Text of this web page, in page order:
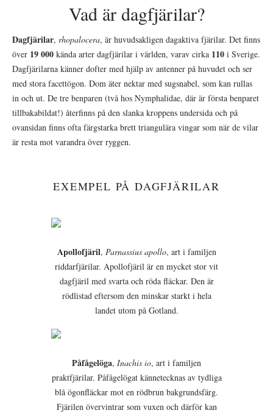
Vad är dagfjärilar?
Dagfjärilar, rhopalocera, är huvudsakligen dagaktiva fjärilar. Det finns
över 19 000 kända arter dagfjärilar i världen, varav cirka 110 i Sverige.
Dagfjärilarna känner dofter med hjälp av antenner på huvudet och ser
med stora facettögon. Dom äter nektar med sugsnabel, som kan rullas
in och ut. De tre benparen (två hos Nymphalidae, där är första benparet
tillbakabildat!) återfinns på den slanka kroppens undersida och på
ovansidan finns ofta färgstarka brett triangulära vingar som när de vilar
är resta mot varandra över ryggen.
EXEMPEL PÅ DAGFJÄRILAR
Apollofjäril, Parnassius apollo, art i familjen
riddarfjärilar. Apollofjäril är en mycket stor vit
dagfjäril med svarta och röda fläckar. Den är
rödlistad eftersom den minskar starkt i hela
landet utom på Gotland.
Påfågelöga, Inachis io, art i familjen
praktfjärilar. Påfågelögat kännetecknas av tydliga
blå ögonfläckar mot en rödbrun bakgrundsfärg.
Fjärilen övervintrar som vuxen och därför kan